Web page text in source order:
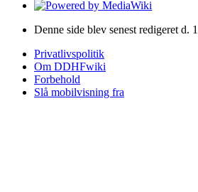
Denne side blev senest redigeret d.
Privatlivspolitik
Om DDHFwiki
Forbehold
Slå mobilvisning fra